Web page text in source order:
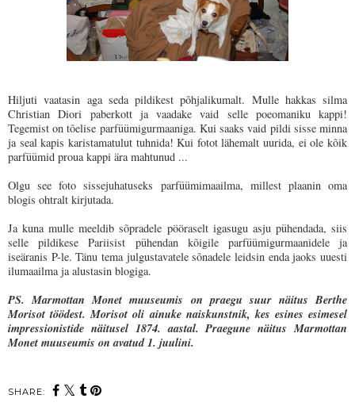
Hiljuti vaatasin aga seda pildikest põhjalikumalt. Mulle hakkas silma
Christian Diori paberkott ja vaadake vaid selle poeomaniku kappi!
Tegemist on tõelise parfüümigurmaaniga. Kui saaks vaid pildi sisse minna
ja seal kapis karistamatulut tuhnida! Kui fotot lähemalt uurida, ei ole kõik
parfüümid proua kappi ära mahtunud ...
Olgu see foto sissejuhatuseks parfüümimaailma, millest plaanin oma
blogis ohtralt kirjutada.
Ja kuna mulle meeldib sõpradele pööraselt igasugu asju pühendada, siis
selle pildikese Pariisist pühendan kõigile parfüümigurmaanidele ja
iseäranis P-le. Tänu tema julgustavatele sõnadele leidsin enda jaoks uuesti
ilumaailma ja alustasin blogiga.
PS. Marmottan Monet muuseumis on praegu suur näitusBerthe
Morisot töödest.Morisot oli ainuke naiskunstnik, kes esines esimesel
impressionistide näitusel 1874. aastal. Praegune näitusMarmottan
Monetmuuseumis on avatud 1. juulini.
SHARE: